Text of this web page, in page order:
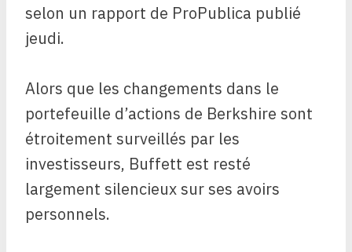
selon un rapport de ProPublica publié
jeudi.
Alors que les changements dans le
portefeuille d’actions de Berkshire sont
étroitement surveillés par les
investisseurs, Buffett est resté
largement silencieux sur ses avoirs
personnels.